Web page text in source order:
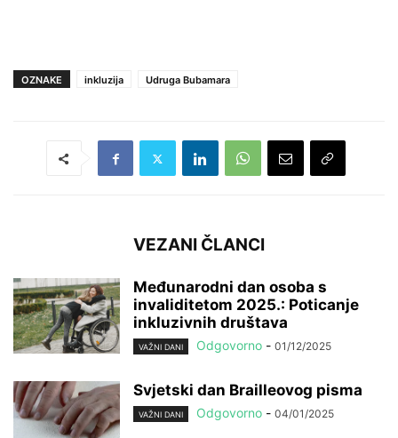
OZNAKE inkluzija Udruga Bubamara
VEZANI ČLANCI
Međunarodni dan osoba s
invaliditetom 2025.: Poticanje
inkluzivnih društava
VAŽNI DANI Odgovorno - 01/12/2025
Svjetski dan Brailleovog pisma
VAŽNI DANI Odgovorno - 04/01/2025